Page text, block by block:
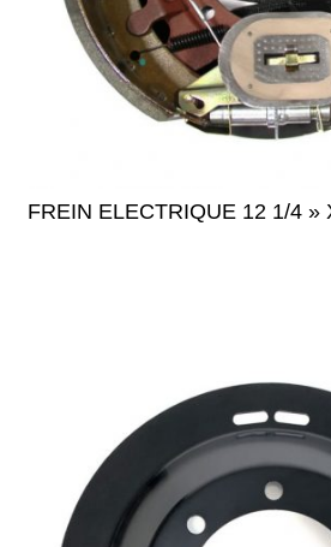
FREIN ELECTRIQUE 12 1/4 »